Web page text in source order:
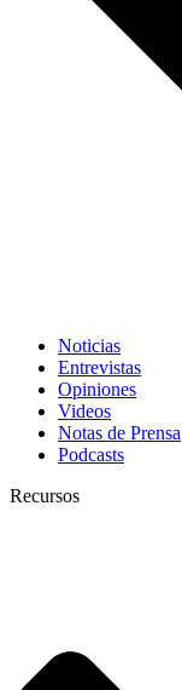
Noticias
Entrevistas
Opiniones
Videos
Notas de Prensa
Podcasts
Recursos